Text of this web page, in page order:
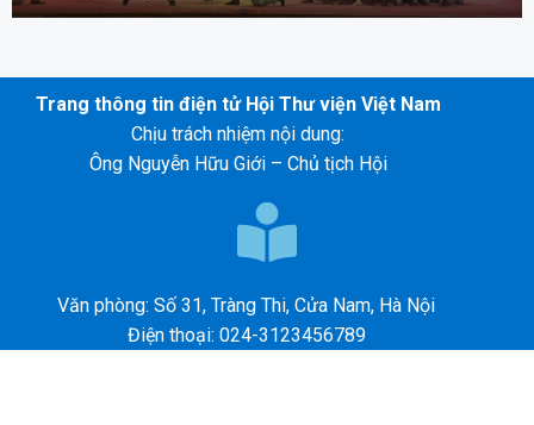
Trang thông tin điện tử Hội Thư viện Việt Nam
Chịu trách nhiệm nội dung:
Ông Nguyễn Hữu Giới – Chủ tịch Hội
Văn phòng: Số 31, Tràng Thi, Cửa Nam, Hà Nội
Điện thoại: 024-3123456789